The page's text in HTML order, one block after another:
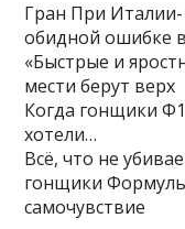
Гран При
обидной ошибке
«Быстрые и
мести берут верх
Когда гонщики
хотели…
Всё, что не
гонщики
самочувствие